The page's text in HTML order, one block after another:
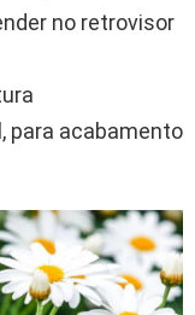
no retrovisor
para acabamento